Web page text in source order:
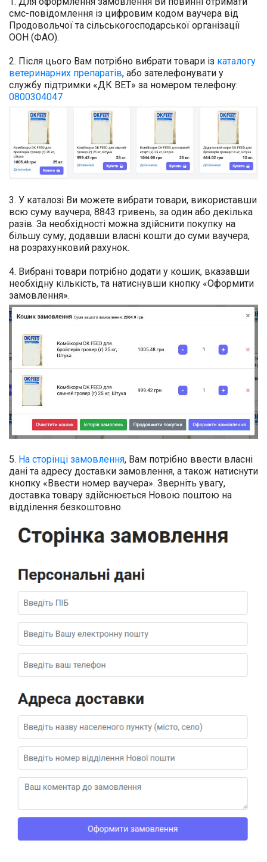
смс-повідомлення із цифровим кодом ваучера від
Продовольчої та сільськогосподарської організації
ООН (ФАО).
2. Після цього Вам потрібно вибрати товари із каталогу
ветеринарних препаратів, або зателефонувати у
службу підтримки «ДК ВЕТ» за номером телефону:
0800304047
3. У каталозі Ви можете вибрати товари, використавши
всю суму ваучера, 8843 гривень, за один або декілька
разів. За необхідності можна здійснити покупку на
більшу суму, додавши власні кошти до суми ваучера,
на розрахунковий рахунок.
4. Вибрані товари потрібно додати у кошик, вказавши
необхідну кількість, та натиснувши кнопку «Оформити
замовлення».
5. На сторінці замовлення, Вам потрібно ввести власні
дані та адресу доставки замовлення, а також натиснути
кнопку «Ввести номер ваучера». Зверніть увагу,
доставка товару здійснюється Новою поштою на
відділення безкоштовно.